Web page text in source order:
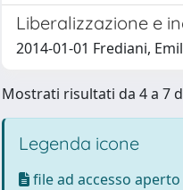
Liberalizzazione e
2014-01-01 Frediani,
Mostrati risultati da 4 a 7
Legenda icone
file ad accesso aperto